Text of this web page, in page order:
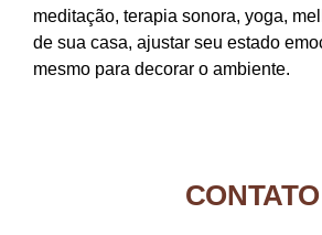
meditação, terapia sonora, yoga,
de sua casa, ajustar seu estado
mesmo para decorar o ambiente.
CONTATO